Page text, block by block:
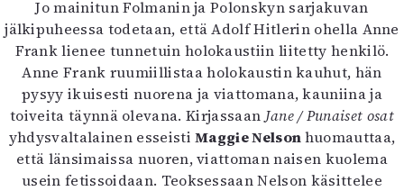
Jo mainitun Folmanin ja Polonskyn sarjakuvan
jälkipuheessa todetaan, että Adolf Hitlerin ohella Anne
Frank lienee tunnetuin holokaustiin liitetty henkilö.
Anne Frank ruumiillistaa holokaustin kauhut, hän
pysyy ikuisesti nuorena ja viattomana, kauniina ja
toiveita täynnä olevana. Kirjassaan Jane / Punaiset osat
yhdysvaltalainen esseistiMaggie Nelsonhuomauttaa,
että länsimaissa nuoren, viattoman naisen kuolema
usein fetissoidaan. Teoksessaan Nelson käsittelee